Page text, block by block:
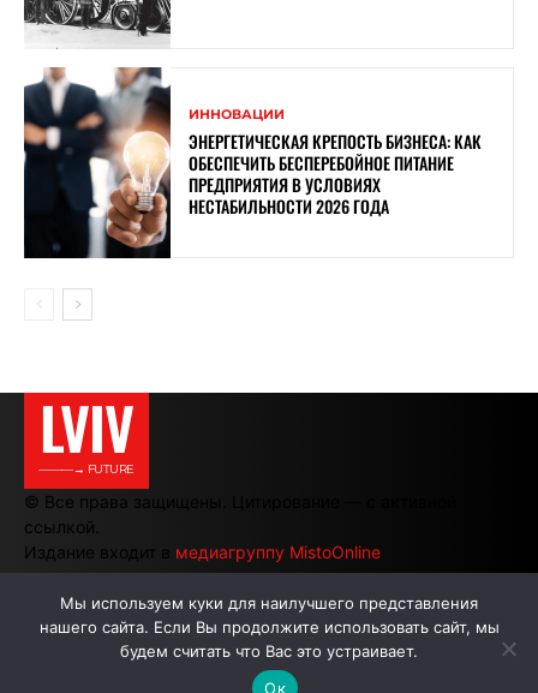
ИННОВАЦИИ
ЭНЕРГЕТИЧЕСКАЯ КРЕПОСТЬ БИЗНЕСА: КАК
ОБЕСПЕЧИТЬ БЕСПЕРЕБОЙНОЕ ПИТАНИЕ
ПРЕДПРИЯТИЯ В УСЛОВИЯХ
НЕСТАБИЛЬНОСТИ 2026 ГОДА
LVIV
———→ FUTURE
© Все права защищены. Цитирование — с активной
ссылкой.
Издание входит в медиагруппу MistoOnline
АВТОРЫ РЕКЛАМА НА САЙТЕ
Мы используем куки для наилучшего представления
нашего сайта. Если Вы продолжите использовать сайт, мы
будем считать что Вас это устраивает.
Ок